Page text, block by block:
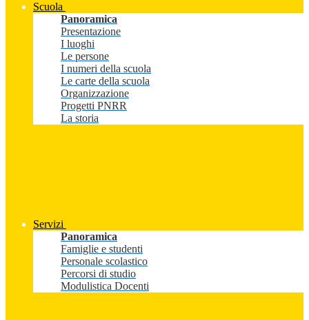
Scuola
Panoramica
Presentazione
I luoghi
Le persone
I numeri della scuola
Le carte della scuola
Organizzazione
Progetti PNRR
La storia
Servizi
Panoramica
Famiglie e studenti
Personale scolastico
Percorsi di studio
Modulistica Docenti